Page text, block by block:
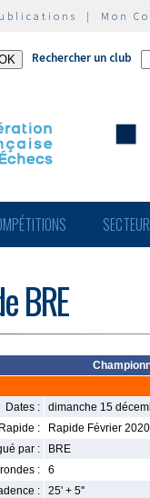
| Mon
Rechercher un club
BRE
Dates :
dimanche 15
:
Rapide Février 2020
par :
BRE
:
6
:
25' + 5''